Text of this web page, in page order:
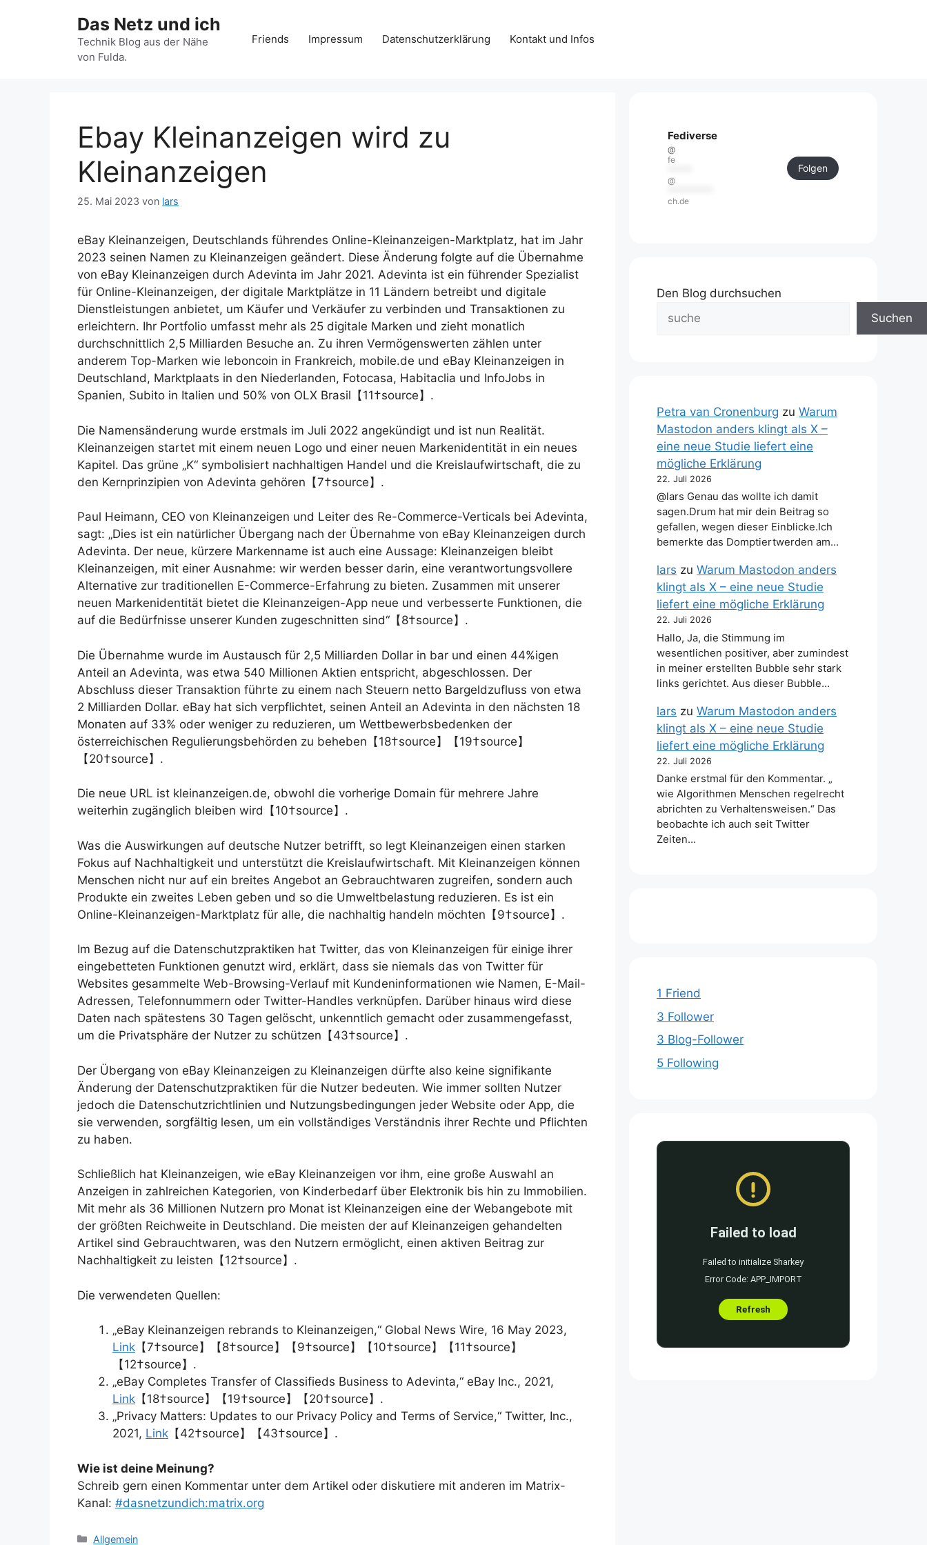
Das Netz und ich
Technik Blog aus der Nähe
von Fulda.
Friends Impressum Datenschutzerklärung Kontakt und Infos
Ebay Kleinanzeigen wird zu
Kleinanzeigen
25. Mai 2023 von lars
eBay Kleinanzeigen, Deutschlands führendes Online-Kleinanzeigen-Marktplatz, hat im Jahr
2023 seinen Namen zu Kleinanzeigen geändert. Diese Änderung folgte auf die Übernahme
von eBay Kleinanzeigen durch Adevinta im Jahr 2021. Adevinta ist ein führender Spezialist
für Online-Kleinanzeigen, der digitale Marktplätze in 11 Ländern betreibt und digitale
Dienstleistungen anbietet, um Käufer und Verkäufer zu verbinden und Transaktionen zu
erleichtern. Ihr Portfolio umfasst mehr als 25 digitale Marken und zieht monatlich
durchschnittlich 2,5 Milliarden Besuche an. Zu ihren Vermögenswerten zählen unter
anderem Top-Marken wie leboncoin in Frankreich, mobile.de und eBay Kleinanzeigen in
Deutschland, Marktplaats in den Niederlanden, Fotocasa, Habitaclia und InfoJobs in
Spanien, Subito in Italien und 50% von OLX Brasil【11†source】.
Die Namensänderung wurde erstmals im Juli 2022 angekündigt und ist nun Realität.
Kleinanzeigen startet mit einem neuen Logo und einer neuen Markenidentität in ein neues
Kapitel. Das grüne „K“ symbolisiert nachhaltigen Handel und die Kreislaufwirtschaft, die zu
den Kernprinzipien von Adevinta gehören【7†source】.
Paul Heimann, CEO von Kleinanzeigen und Leiter des Re-Commerce-Verticals bei Adevinta,
sagt: „Dies ist ein natürlicher Übergang nach der Übernahme von eBay Kleinanzeigen durch
Adevinta. Der neue, kürzere Markenname ist auch eine Aussage: Kleinanzeigen bleibt
Kleinanzeigen, mit einer Ausnahme: wir werden besser darin, eine verantwortungsvollere
Alternative zur traditionellen E-Commerce-Erfahrung zu bieten. Zusammen mit unserer
neuen Markenidentität bietet die Kleinanzeigen-App neue und verbesserte Funktionen, die
auf die Bedürfnisse unserer Kunden zugeschnitten sind“【8†source】.
Die Übernahme wurde im Austausch für 2,5 Milliarden Dollar in bar und einen 44%igen
Anteil an Adevinta, was etwa 540 Millionen Aktien entspricht, abgeschlossen. Der
Abschluss dieser Transaktion führte zu einem nach Steuern netto Bargeldzufluss von etwa
2 Milliarden Dollar. eBay hat sich verpflichtet, seinen Anteil an Adevinta in den nächsten 18
Monaten auf 33% oder weniger zu reduzieren, um Wettbewerbsbedenken der
österreichischen Regulierungsbehörden zu beheben【18†source】【19†source】
【20†source】.
Die neue URL ist kleinanzeigen.de, obwohl die vorherige Domain für mehrere Jahre
weiterhin zugänglich bleiben wird【10†source】.
Was die Auswirkungen auf deutsche Nutzer betrifft, so legt Kleinanzeigen einen starken
Fokus auf Nachhaltigkeit und unterstützt die Kreislaufwirtschaft. Mit Kleinanzeigen können
Menschen nicht nur auf ein breites Angebot an Gebrauchtwaren zugreifen, sondern auch
Produkte ein zweites Leben geben und so die Umweltbelastung reduzieren. Es ist ein
Online-Kleinanzeigen-Marktplatz für alle, die nachhaltig handeln möchten【9†source】.
Im Bezug auf die Datenschutzpraktiken hat Twitter, das von Kleinanzeigen für einige ihrer
eingebetteten Funktionen genutzt wird, erklärt, dass sie niemals das von Twitter für
Websites gesammelte Web-Browsing-Verlauf mit Kundeninformationen wie Namen, E-Mail-
Adressen, Telefonnummern oder Twitter-Handles verknüpfen. Darüber hinaus wird diese
Daten nach spätestens 30 Tagen gelöscht, unkenntlich gemacht oder zusammengefasst,
um die Privatsphäre der Nutzer zu schützen【43†source】.
Der Übergang von eBay Kleinanzeigen zu Kleinanzeigen dürfte also keine signifikante
Änderung der Datenschutzpraktiken für die Nutzer bedeuten. Wie immer sollten Nutzer
jedoch die Datenschutzrichtlinien und Nutzungsbedingungen jeder Website oder App, die
sie verwenden, sorgfältig lesen, um ein vollständiges Verständnis ihrer Rechte und Pflichten
zu haben.
Schließlich hat Kleinanzeigen, wie eBay Kleinanzeigen vor ihm, eine große Auswahl an
Anzeigen in zahlreichen Kategorien, von Kinderbedarf über Elektronik bis hin zu Immobilien.
Mit mehr als 36 Millionen Nutzern pro Monat ist Kleinanzeigen eine der Webangebote mit
der größten Reichweite in Deutschland. Die meisten der auf Kleinanzeigen gehandelten
Artikel sind Gebrauchtwaren, was den Nutzern ermöglicht, einen aktiven Beitrag zur
Nachhaltigkeit zu leisten【12†source】.
Die verwendeten Quellen:
„eBay Kleinanzeigen rebrands to Kleinanzeigen,“ Global News Wire, 16 May 2023,
Link 【7†source】【8†source】【9†source】【10†source】【11†source】
【12†source】.
„eBay Completes Transfer of Classifieds Business to Adevinta,“ eBay Inc., 2021,
Link 【18†source】【19†source】【20†source】.
„Privacy Matters: Updates to our Privacy Policy and Terms of Service,“ Twitter, Inc.,
2021, Link 【42†source】【43†source】.
Wie ist deine Meinung?
Schreib gern einen Kommentar unter dem Artikel oder diskutiere mit anderen im Matrix-
Kanal: #dasnetzundich:matrix.org
Kategorien
Allgemein
Fediverse
@
fe
@
ch.de
Folgen
Den Blog durchsuchen
Suchen
Petra van Cronenburg zu Warum
Mastodon anders klingt als X –
eine neue Studie liefert eine
mögliche Erklärung
22. Juli 2026
@lars Genau das wollte ich damit
sagen.Drum hat mir dein Beitrag so
gefallen, wegen dieser Einblicke.Ich
bemerkte das Domptiertwerden am…
lars zu Warum Mastodon anders
klingt als X – eine neue Studie
liefert eine mögliche Erklärung
22. Juli 2026
Hallo, Ja, die Stimmung im
wesentlichen positiver, aber zumindest
in meiner erstellten Bubble sehr stark
links gerichtet. Aus dieser Bubble…
lars zu Warum Mastodon anders
klingt als X – eine neue Studie
liefert eine mögliche Erklärung
22. Juli 2026
Danke erstmal für den Kommentar. „
wie Algorithmen Menschen regelrecht
abrichten zu Verhaltensweisen.“ Das
beobachte ich auch seit Twitter
Zeiten…
1 Friend
3 Follower
3 Blog-Follower
5 Following